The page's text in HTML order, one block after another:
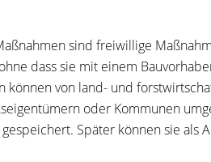
sind freiwillige
dass sie mit einem
können von land- und
oder Kommunen
Später können sie als